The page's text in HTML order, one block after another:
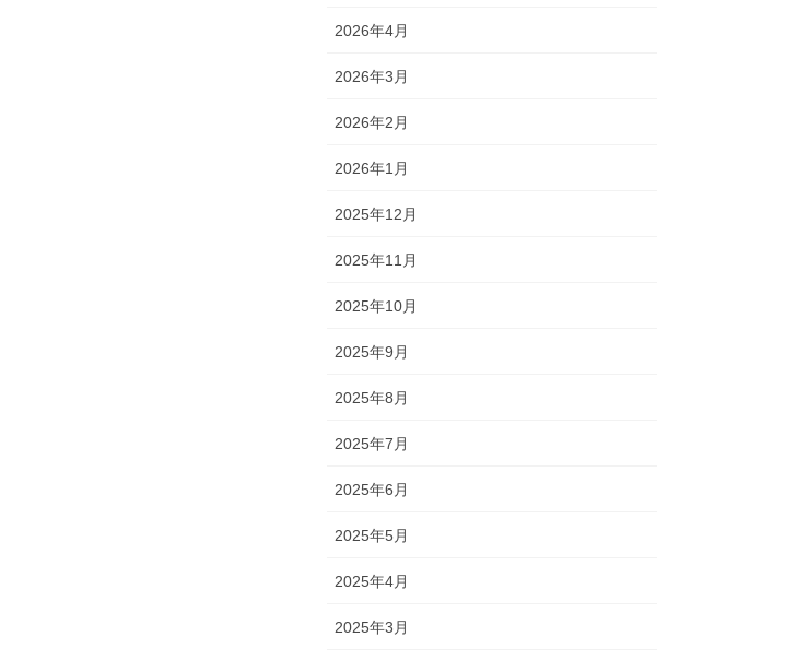
2026年4月
2026年3月
2026年2月
2026年1月
2025年12月
2025年11月
2025年10月
2025年9月
2025年8月
2025年7月
2025年6月
2025年5月
2025年4月
2025年3月